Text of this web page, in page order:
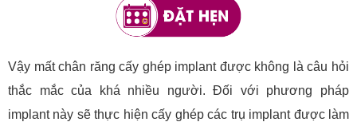
Vậy mất chân răng cấy ghép implant được không là câu hỏi
thắc mắc của khá nhiều người. Đối với phương pháp
implant này sẽ thực hiện cấy ghép các trụ implant được làm